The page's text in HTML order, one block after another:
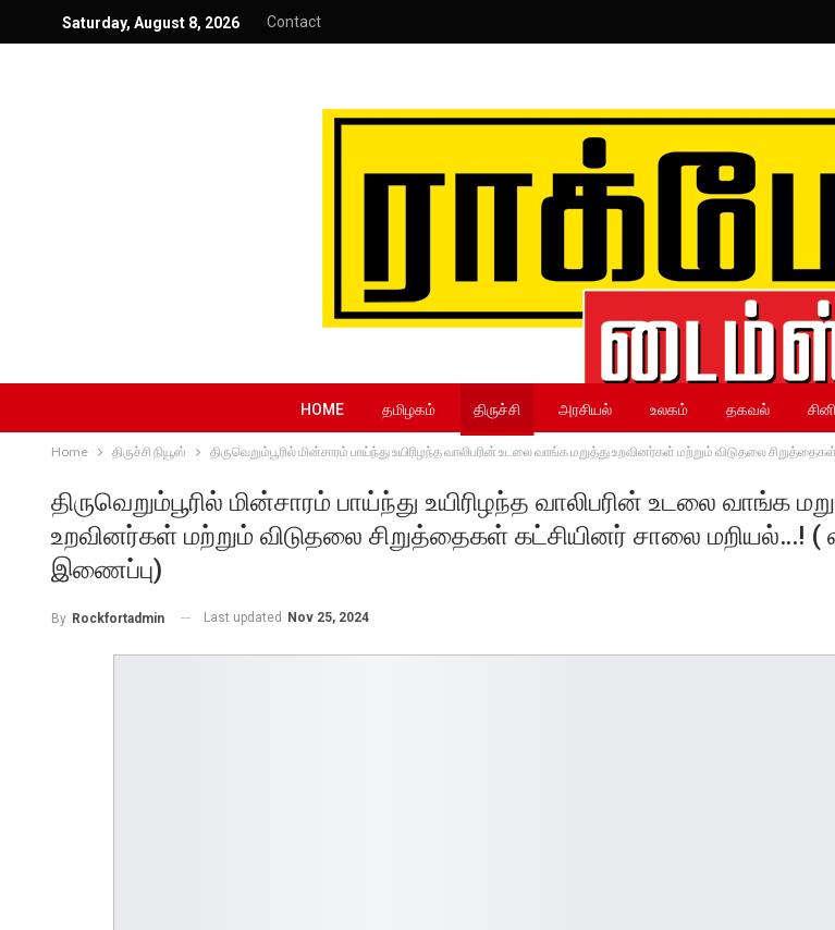
Saturday, August 8, 2026 Contact
HOME தமிழகம் திருச்சி அரசியல் உலகம் தகவல்
Home திருச்சி நியூஸ் திருவெறும்பூரில் மின்சாரம் பாய்ந்து உயிரிழந்த வாலிபரின் உடலை வாங்க மறுத்து உறவினர்கள் மற்றும் விடுதலை
திருவெறும்பூரில் மின்சாரம் பாய்ந்து உயிரிழந்த வாலிபரின் உடலை வாங்க
உறவினர்கள் மற்றும் விடுதலை சிறுத்தைகள் கட்சியினர் சாலை மறியல்…! (
இணைப்பு)
By Rockfortadmin Last updated Nov 25, 2024